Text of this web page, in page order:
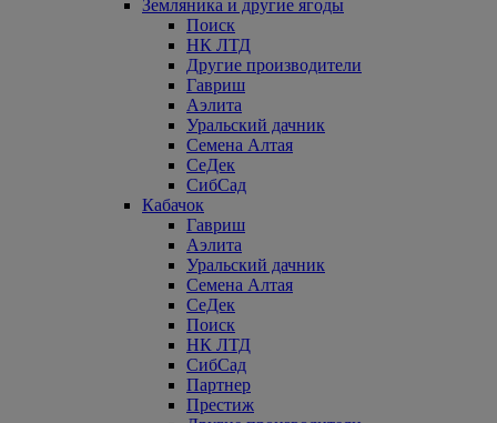
Земляника и другие ягоды
Поиск
НК ЛТД
Другие производители
Гавриш
Аэлита
Уральский дачник
Семена Алтая
СеДек
СибСад
Кабачок
Гавриш
Аэлита
Уральский дачник
Семена Алтая
СеДек
Поиск
НК ЛТД
СибСад
Партнер
Престиж